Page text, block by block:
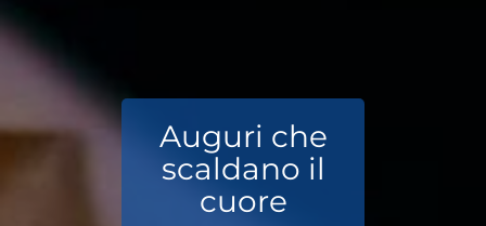
Auguri che
scaldano il
cuore